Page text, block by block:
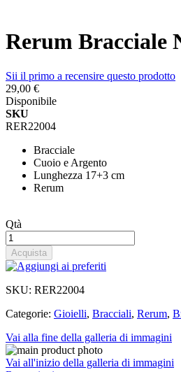
Rerum Bracciale
Sii il primo a recensire questo prodotto
29,00 €
Disponibile
SKU
RER22004
Bracciale
Cuoio e Argento
Lunghezza 17+3 cm
Rerum
Qtà
Acquista
SKU: RER22004
Categorie: Gioielli, Bracciali, Rerum,
Vai alla fine della galleria di immagini
Vai all'inizio della galleria di immagini